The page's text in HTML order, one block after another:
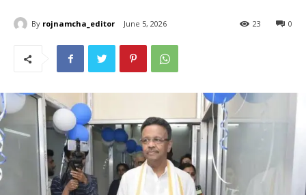
By rojnamcha_editor June 5, 2026 0
23